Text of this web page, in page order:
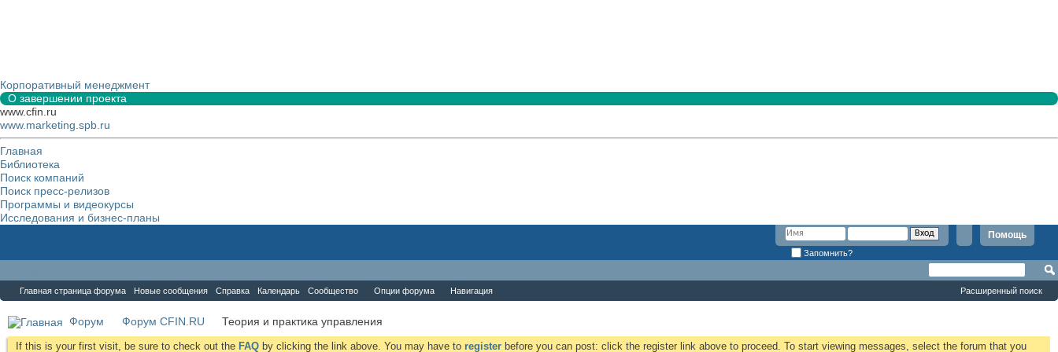
Корпоративный менеджмент
О завершении проекта
www.cfin.ru
www.marketing.spb.ru
Главная
Библиотека
Поиск компаний
Поиск пресс-релизов
Программы и видеокурсы
Исследования и бизнес-планы
Помощь
Запомнить?
Главная страница форума Новые сообщения Справка Календарь Сообщество Опции форума Навигация Расширенный поиск
Форум Форум CFIN.RU Теория и практика управления
If this is your first visit, be sure to check out the FAQ by clicking the link above. You may have to register before you can post: click the register link above to proceed. To start viewing messages, select the forum that you